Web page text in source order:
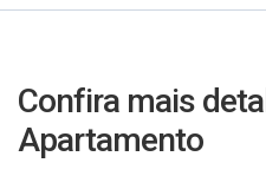
Confira mais
Apartamento